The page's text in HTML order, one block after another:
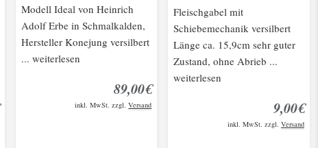
Modell Ideal von Heinrich
Adolf Erbe in Schmalkalden,
Hersteller Konejung versilbert
... weiterlesen
89,00€
inkl. MwSt. zzgl.Versand
Fleischgabel mit
Schiebemechanik versilbert
Länge ca. 15,9cm sehr guter
Zustand, ohne Abrieb ...
weiterlesen
9,00€
inkl. MwSt. zzgl. Versand